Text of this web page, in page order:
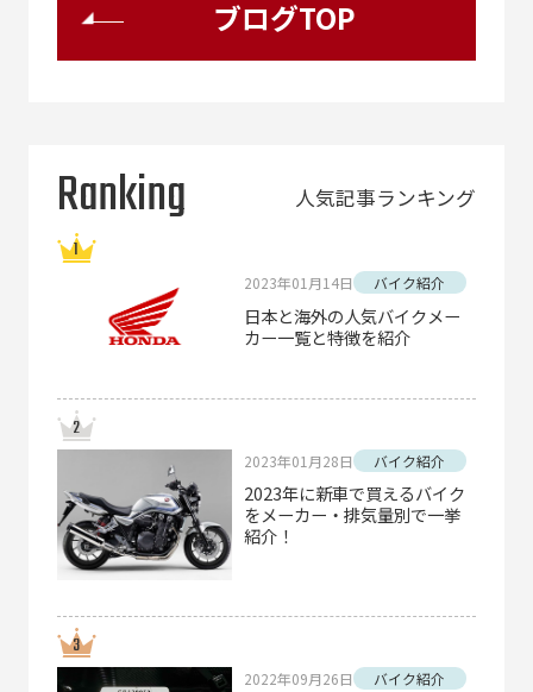
ブログTOP
Ranking 人気記事ランキング
2023年01月14日 バイク紹介
日本と海外の人気バイクメー
カー一覧と特徴を紹介
2023年01月28日 バイク紹介
2023年に新車で買えるバイク
をメーカー・排気量別で一挙
紹介！
2022年09月26日 バイク紹介